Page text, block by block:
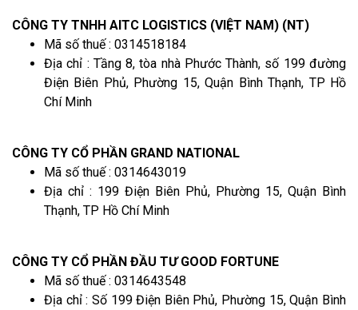
CÔNG TY TNHH AITC LOGISTICS (VIỆT NAM) (NT)
Mã số thuế : 0314518184
Địa chỉ : Tầng 8, tòa nhà Phước Thành, số 199 đường
Điện Biên Phủ, Phường 15, Quận Bình Thạnh, TP Hồ
Chí Minh
CÔNG TY CỔ PHẦN GRAND NATIONAL
Mã số thuế : 0314643019
Địa chỉ : 199 Điện Biên Phủ, Phường 15, Quận Bình
Thạnh, TP Hồ Chí Minh
CÔNG TY CỔ PHẦN ĐẦU TƯ GOOD FORTUNE
Mã số thuế : 0314643548
Địa chỉ : Số 199 Điện Biên Phủ, Phường 15, Quận Bình